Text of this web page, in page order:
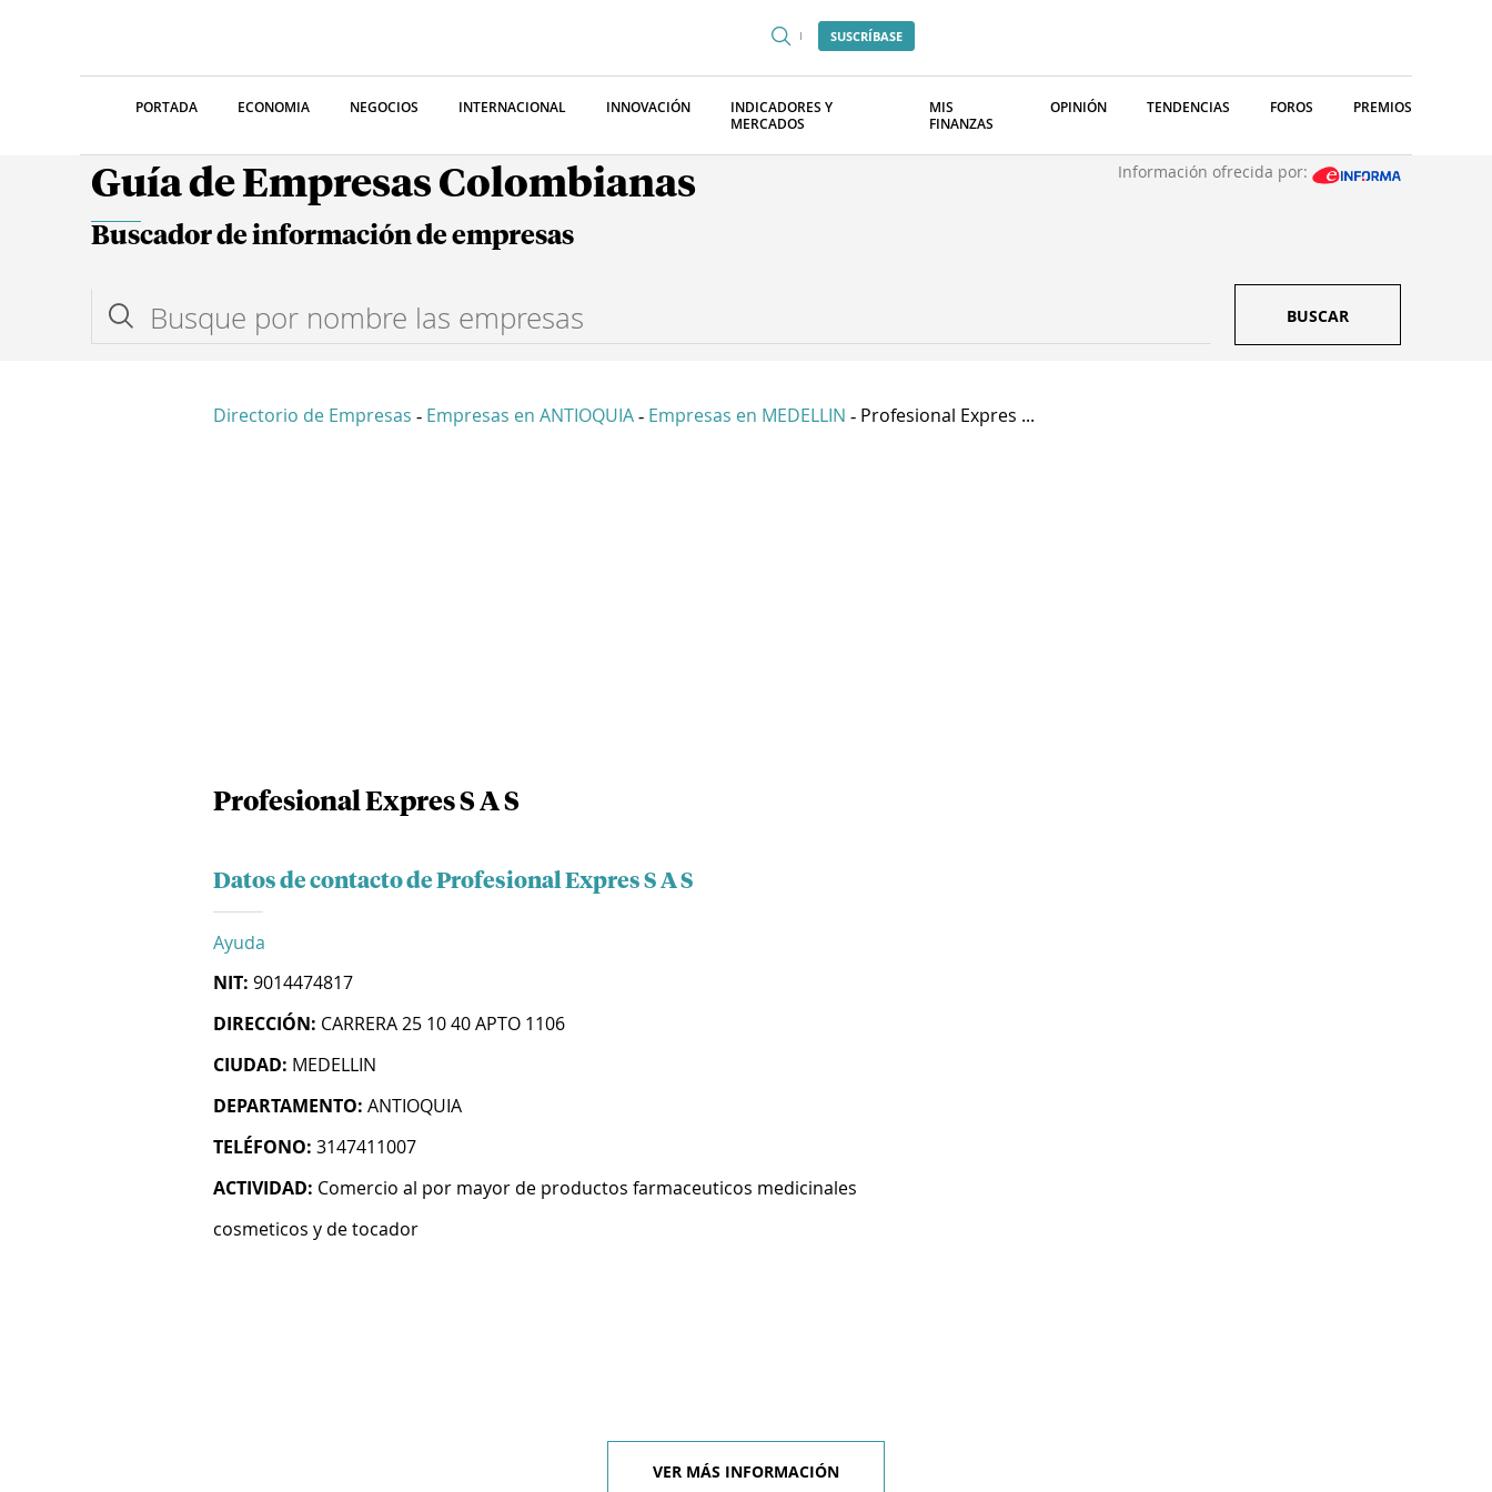
SUSCRÍBASE
PORTADA ECONOMIA NEGOCIOS INTERNACIONAL INNOVACIÓN
INDICADORES Y
MERCADOS
MIS
FINANZAS
OPINIÓN TENDENCIAS FOROS PREMIOS
Guía de Empresas Colombianas Información ofrecida por:
Buscador de información de empresas
BUSCAR
Directorio de Empresas - Empresas en ANTIOQUIA - Empresas en MEDELLIN - Profesional Expres ...
Profesional Expres S A S
Datos de contacto de Profesional Expres S A S
Ayuda
NIT: 9014474817
DIRECCIÓN: CARRERA 25 10 40 APTO 1106
CIUDAD: MEDELLIN
DEPARTAMENTO: ANTIOQUIA
TELÉFONO: 3147411007
ACTIVIDAD: Comercio al por mayor de productos farmaceuticos medicinales
cosmeticos y de tocador
VER MÁS INFORMACIÓN